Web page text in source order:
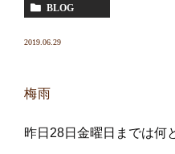
BLOG
2019.06.29
梅雨
昨日28日金曜日までは何